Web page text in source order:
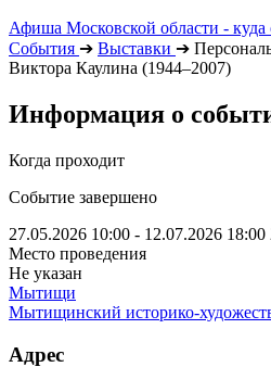
Афиша Московской области - куда
События ➔ Выставки ➔
Виктора Каулина (1944–2007)
Информация о
Когда проходит
Событие завершено
27.05.2026 10:00 - 12.07.2026 18:00
Место проведения
Не указан
Мытищи
Мытищинский историко-
Адрес